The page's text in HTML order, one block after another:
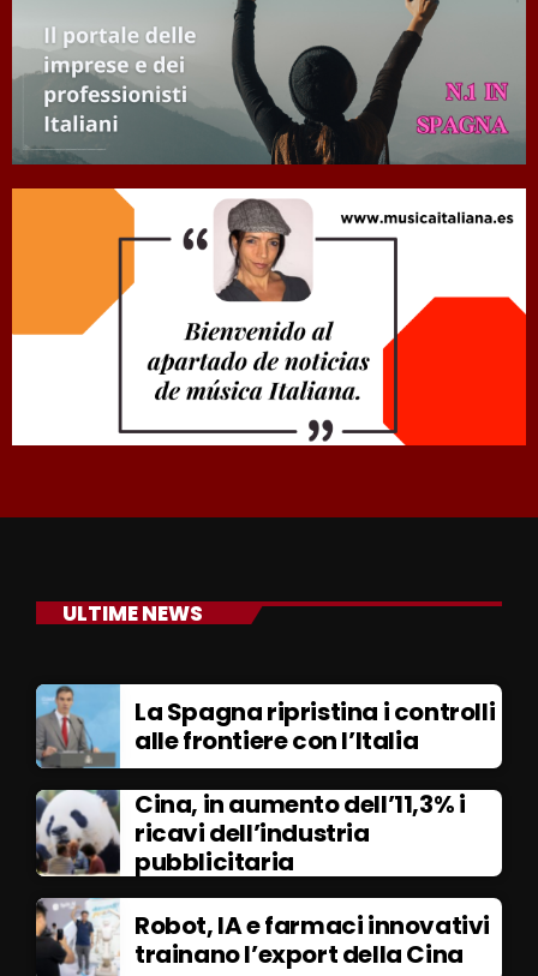
ULTIME NEWS
La Spagna ripristina i controlli
alle frontiere con l’Italia
Cina, in aumento dell’11,3% i
ricavi dell’industria
pubblicitaria
Robot, IA e farmaci innovativi
trainano l’export della Cina